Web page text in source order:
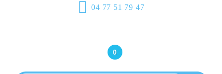
04 77 51 79 47
0